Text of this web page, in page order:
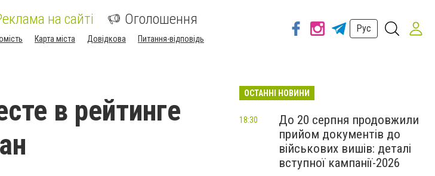
на сайті Оголошення
Карта міста Довідкова Питання-відповідь
Рус
в рейтинге
ОСТАННІ НОВИНИ
До 20 серпня продовжили
прийом документів до
військових вишів: деталі
вступної кампанії-2026
18:30